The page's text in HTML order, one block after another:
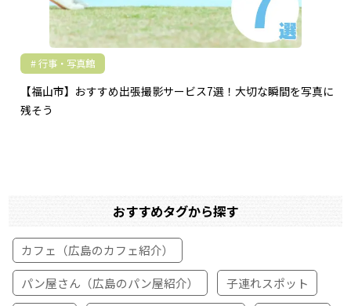
行事・写真館
【福山市】おすすめ出張撮影サービス7選！大切な瞬間を写真に
残そう
おすすめタグから探す
カフェ（広島のカフェ紹介）
パン屋さん（広島のパン屋紹介）
子連れスポット